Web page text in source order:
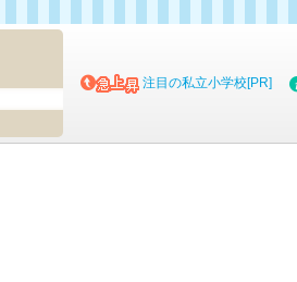
注目の私立小学校[PR]